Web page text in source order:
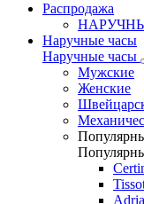
Распродажа
Наручные часы
Наручные часы
Мужские
Женские